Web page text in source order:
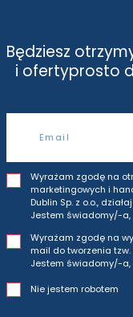
Będziesz
i ofertyprosto
Wyrażam zgodę na
marketingowych i
Dublin Sp. z o.o.,
Jestem świadomy/-a,
Wyrażam zgodę na
mail do tworzenia tzw.
Jestem świadomy/-a,
Nie jestem robotem